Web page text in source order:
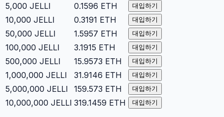
5,000 JELLI 0.1596 ETH 대입하기
10,000 JELLI 0.3191 ETH 대입하기
50,000 JELLI 1.5957 ETH 대입하기
100,000 JELLI 3.1915 ETH 대입하기
500,000 JELLI 15.9573 ETH 대입하기
1,000,000 JELLI 31.9146 ETH 대입하기
5,000,000 JELLI 159.573 ETH 대입하기
10,000,000 JELLI 319.1459 ETH 대입하기